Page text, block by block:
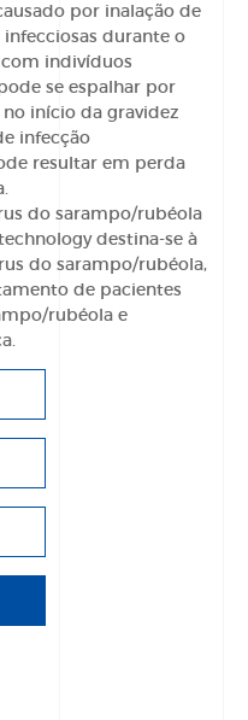
por inalação de
durante o
indivíduos
se espalhar por
início da gravidez
infecção
resultar em perda
do sarampo/rubéola
destina-se à
do sarampo/rubéola,
de pacientes
rubéola e